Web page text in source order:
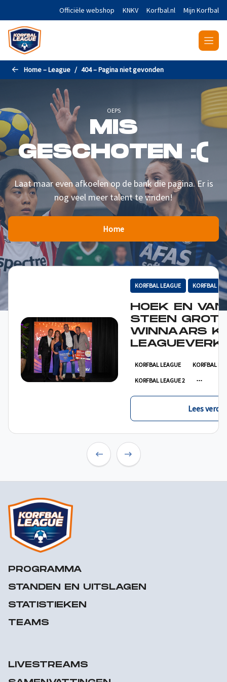
Naar de hoofdinhoud gaanOfficiële webshop KNKV Korfbal.nl Mijn Korfbal
Home – League 404 – Pagina niet gevonden
OEPS
MIS
GESCHOTEN :(
Laat maar even afkoelen op de bank die pagina. Er is
nog veel meer talent te vinden!
Home
KORFBAL LEAGUE KORFBAL
HOEK EN VAN
STEEN
WINNAARS
KORFBAL LEAGUE KORFBAL
KORFBAL LEAGUE 2
Lees verder
PROGRAMMA
STANDEN EN UITSLAGEN
STATISTIEKEN
TEAMS
LIVESTREAMS